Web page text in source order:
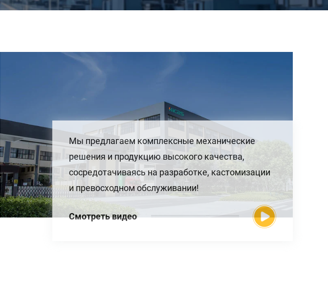
Мы предлагаем комплексные механические
решения и продукцию высокого качества,
сосредотачиваясь на разработке, кастомизации
и превосходном обслуживании!
Смотреть видео